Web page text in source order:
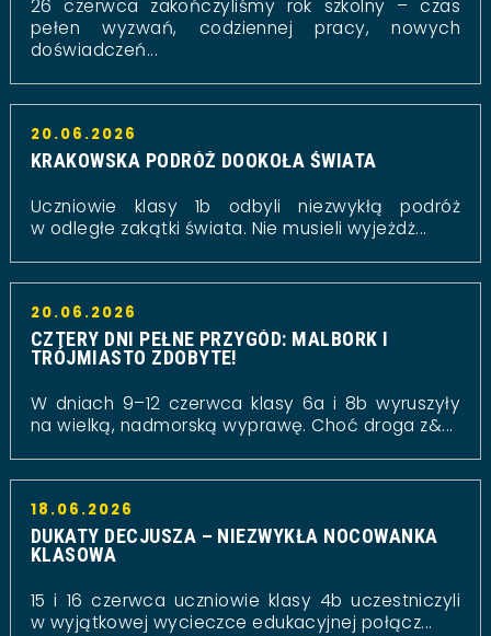
26 czerwca zakończyliśmy rok szkolny – czas
pełen wyzwań, codziennej pracy, nowych
doświadczeń...
20.06.2026
KRAKOWSKA PODRÓŻ DOOKOŁA ŚWIATA
Uczniowie klasy 1b odbyli niezwykłą podróż
w odległe zakątki świata. Nie musieli wyjeżdż...
20.06.2026
CZTERY DNI PEŁNE PRZYGÓD: MALBORK I
TRÓJMIASTO ZDOBYTE!
W dniach 9–12 czerwca klasy 6a i 8b wyruszyły
na wielką, nadmorską wyprawę. Choć droga z&...
18.06.2026
DUKATY DECJUSZA – NIEZWYKŁA NOCOWANKA
KLASOWA
15 i 16 czerwca uczniowie klasy 4b uczestniczyli
w wyjątkowej wycieczce edukacyjnej połącz...